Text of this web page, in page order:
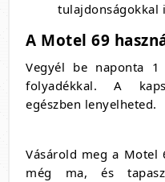
tulajdonságokkal
A Motel 69
Vegyél be naponta
folyadékkal. A
egészben lenyelheted.
Vásárold meg a Motel
még ma, és